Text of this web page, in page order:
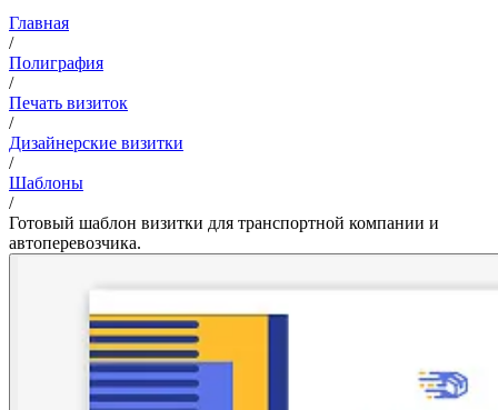
Главная
/
Полиграфия
/
Печать визиток
/
Дизайнерские визитки
/
Шаблоны
/
Готовый шаблон визитки для транспортной компании и
автоперевозчика.